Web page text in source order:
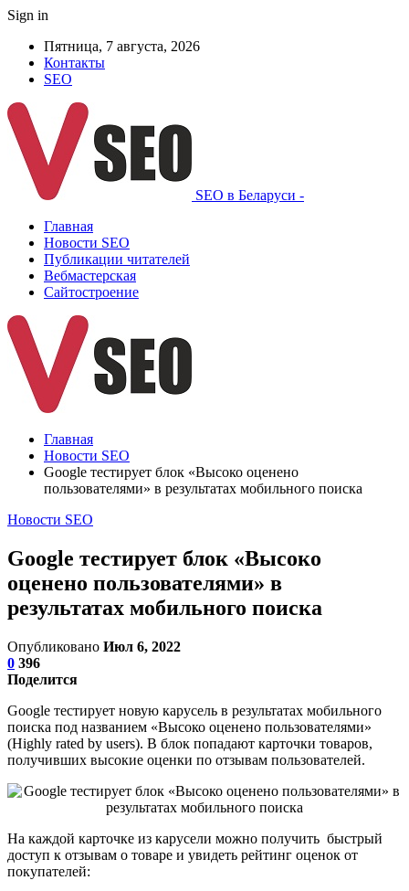
Sign in
Пятница, 7 августа, 2026
Контакты
SEO
SEO в Беларуси -
Главная
Новости SEO
Публикации читателей
Вебмастерская
Сайтостроение
Главная
Новости SEO
Google тестирует блок «Высоко оценено
пользователями» в результатах мобильного поиска
Новости SEO
Google тестирует блок «Высоко
оценено пользователями» в
результатах мобильного поиска
Опубликовано Июл 6, 2022
0 396
Поделится
Google тестирует новую карусель в результатах мобильного
поиска под названием «Высоко оценено пользователями»
(Highly rated by users). В блок попадают карточки товаров,
получивших высокие оценки по отзывам пользователей.
На каждой карточке из карусели можно получить быстрый
доступ к отзывам о товаре и увидеть рейтинг оценок от
покупателей: